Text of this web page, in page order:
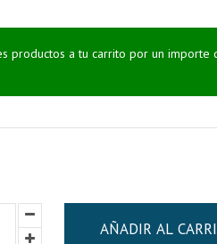
productos a tu carrito por un importe
AÑADIR AL